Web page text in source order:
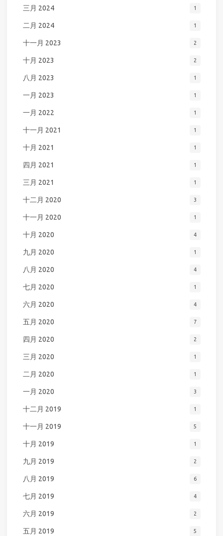
三月 2024 1
二月 2024 1
十一月 2023 2
十月 2023 2
八月 2023 1
一月 2023 1
一月 2022 1
十一月 2021 1
十月 2021 1
四月 2021 1
三月 2021 1
十二月 2020 3
十一月 2020 1
十月 2020 4
九月 2020 1
八月 2020 4
七月 2020 1
六月 2020 4
五月 2020 7
四月 2020 2
三月 2020 1
二月 2020 1
一月 2020 3
十二月 2019 1
十一月 2019 5
十月 2019 1
九月 2019 2
八月 2019 6
七月 2019 4
六月 2019 2
五月 2019 5